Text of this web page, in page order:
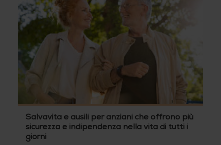
Salvavita e ausili per anziani che offrono più
sicurezza e indipendenza nella vita di tutti i
giorni